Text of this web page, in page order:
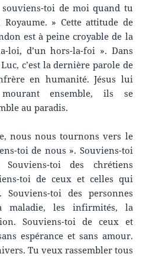
toi de moi quand tu
» Cette attitude de
est à peine croyable de la
loi, d’un hors-la-foi ». Dans
c’est la dernière parole de
en humanité. Jésus lui
ensemble, ils se
au paradis.
nous nous tournons vers le
toi de nous ». Souviens-toi
toi des chrétiens
toi de ceux et celles qui
toi des personnes
maladie, les infirmités, la
Souviens-toi de ceux et
espérance et sans amour.
Tu veux rassembler tous